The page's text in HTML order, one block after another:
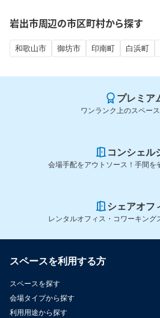
岩出市周辺の市区町村から探す
和歌山市 御坊市 印南町 白浜町
プレミア
ワンランク上のスペー
コンシェル
会場手配をアウトソース！手間を
シェアオフ
レンタルオフィス・コワーキング
スペースを利用する方
スペースを探す
会場タイプから探す
利用用途から探す